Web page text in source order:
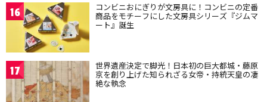
16 コンビニおにぎりが文房具に！コンビニの定番
商品をモチーフにした文房具シリーズ『ジムマ
ート』誕生
17 世界遺産決定で脚光！日本初の巨大都城・藤原
京を創り上げた知られざる女帝・持統天皇の凄
絶な執念